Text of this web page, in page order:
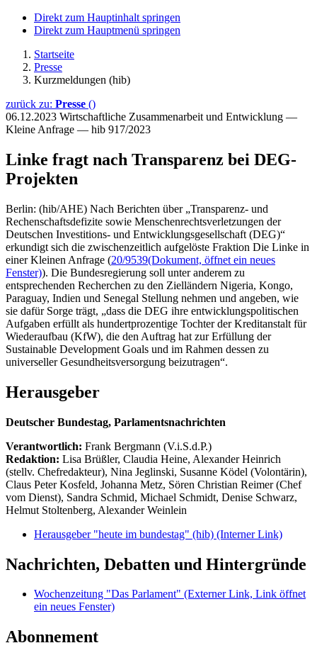
Direkt zum Hauptinhalt springen
Direkt zum Hauptmenü springen
Startseite
Presse
Kurzmeldungen (hib)
zurück zu: Presse ()
06.12.2023 Wirtschaftliche Zusammenarbeit und Entwicklung —
Kleine Anfrage — hib 917/2023
Linke fragt nach Transparenz bei DEG-
Projekten
Berlin: (hib/AHE) Nach Berichten über „Transparenz- und
Rechenschaftsdefizite sowie Menschenrechtsverletzungen der
Deutschen Investitions- und Entwicklungsgesellschaft (DEG)“
erkundigt sich die zwischenzeitlich aufgelöste Fraktion Die Linke in
einer Kleinen Anfrage (20/9539(Dokument, öffnet ein neues
Fenster)). Die Bundesregierung soll unter anderem zu
entsprechenden Recherchen zu den Zielländern Nigeria, Kongo,
Paraguay, Indien und Senegal Stellung nehmen und angeben, wie
sie dafür Sorge trägt, „dass die DEG ihre entwicklungspolitischen
Aufgaben erfüllt als hundertprozentige Tochter der Kreditanstalt für
Wiederaufbau (KfW), die den Auftrag hat zur Erfüllung der
Sustainable Development Goals und im Rahmen dessen zu
universeller Gesundheitsversorgung beizutragen“.
Herausgeber
Deutscher Bundestag, Parlamentsnachrichten
Verantwortlich: Frank Bergmann (V.i.S.d.P.)
Redaktion: Lisa Brüßler, Claudia Heine, Alexander Heinrich
(stellv. Chefredakteur), Nina Jeglinski, Susanne Ködel (Volontärin),
Claus Peter Kosfeld, Johanna Metz, Sören Christian Reimer (Chef
vom Dienst), Sandra Schmid, Michael Schmidt, Denise Schwarz,
Helmut Stoltenberg, Alexander Weinlein
Herausgeber "heute im bundestag" (hib) (Interner Link)
Nachrichten, Debatten und Hintergründe
Wochenzeitung "Das Parlament" (Externer Link, Link öffnet
ein neues Fenster)
Abonnement